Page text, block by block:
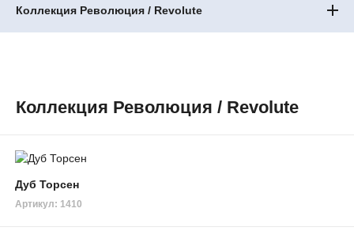
Коллекция Революция / Revolute
Коллекция Революция / Revolute
Дуб Торсен
Артикул: 1410